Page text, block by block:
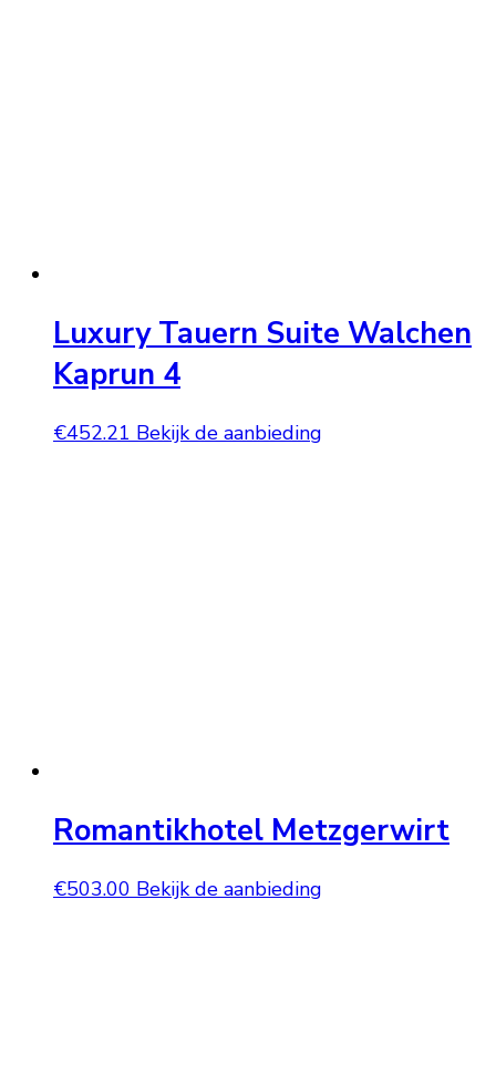
Luxury Tauern Suite Walchen
Kaprun 4
€452.21 Bekijk de aanbieding
Romantikhotel Metzgerwirt
€503.00 Bekijk de aanbieding